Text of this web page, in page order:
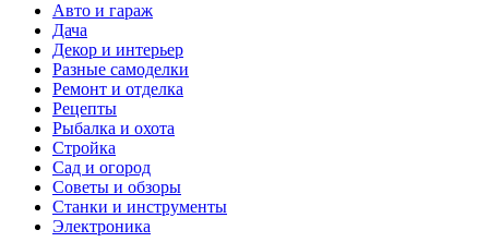
Авто и гараж
Дача
Декор и интерьер
Разные самоделки
Ремонт и отделка
Рецепты
Рыбалка и охота
Стройка
Сад и огород
Советы и обзоры
Станки и инструменты
Электроника